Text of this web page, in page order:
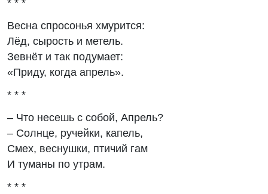
* * *
Весна спросонья хмурится:
Лёд, сырость и метель.
Зевнёт и так подумает:
«Приду, когда апрель».
* * *
– Что несешь с собой, Апрель?
– Солнце, ручейки, капель,
Смех, веснушки, птичий гам
И туманы по утрам.
* * *